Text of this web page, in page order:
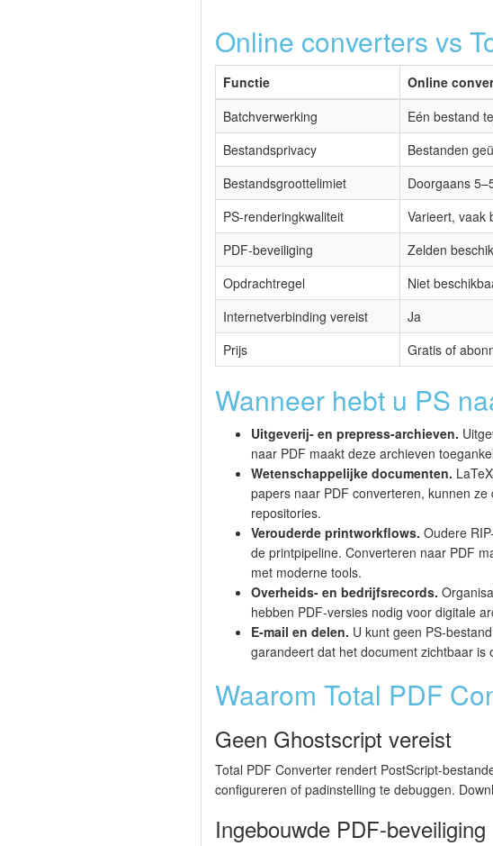
Online converters vs
Functie Online
Batchverwerking
Eén bestand
Bestandsprivacy
Bestanden
Bestandsgroottelimiet
Doorgaans
PS-renderingkwaliteit
Varieert, vaak
PDF-beveiliging
Zelden
Opdrachtregel
Niet
Internetverbinding vereist
Ja
Prijs
Gratis of
Wanneer hebt u PS
Uitgeverij- en prepress-archieven.
naar PDF maakt deze archieven
Wetenschappelijke documenten.
papers naar PDF converteren, kunnen
repositories.
Verouderde printworkflows. Oudere
de printpipeline. Converteren naar PDF
met moderne tools.
Overheids- en bedrijfsrecords.
hebben PDF-versies nodig voor digitale
E-mail en delen. U kunt geen PS-
garandeert dat het document zichtbaar
Waarom Total PDF
Geen Ghostscript vereist
Total PDF Converter rendert PostScript-
configureren of padinstelling te debuggen.
Ingebouwde PDF-beveiliging